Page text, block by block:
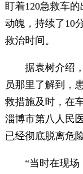
盯着120急救车
动魄，持续了10
救治时间。
据袁树介绍，
员那里了解到，
救措施及时，在
淄博市第八人民
已经彻底脱离危险
“当时在现场